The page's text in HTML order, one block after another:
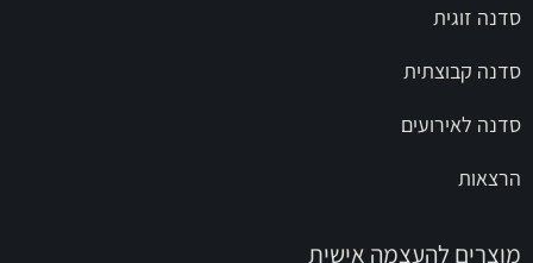
סדנה זוגית
סדנה קבוצתית
סדנה לאירועים
הרצאות
מוצרים להעצמה אישית